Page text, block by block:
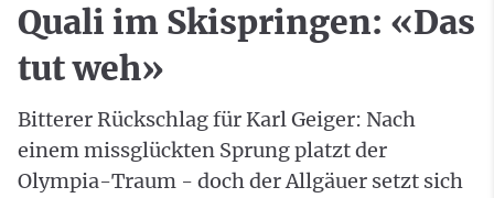
Quali im Skispringen: «Das
tut weh»
Bitterer Rückschlag für Karl Geiger: Nach
einem missglückten Sprung platzt der
Olympia-Traum - doch der Allgäuer setzt sich